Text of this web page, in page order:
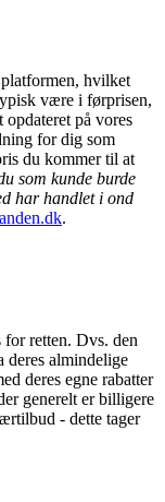
hvilket
være i førprisen,
på vores
for dig som
du kommer til at
som kunde burde
har handlet i ond
.
for retten. Dvs. den
deres almindelige
deres egne rabatter
generelt er billigere
- dette tager